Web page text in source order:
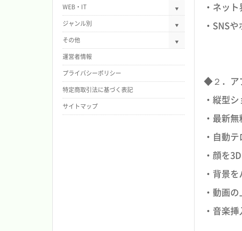
・ネッ
・SNS
◆２．ア
・縦型
・最新
・自動
・顔を
・背景
・動画
・音楽挿
WEB・IT
ジャンル別
その他
運営者情報
プライバシーポリシー
特定商取引法に基づく表記
サイトマップ